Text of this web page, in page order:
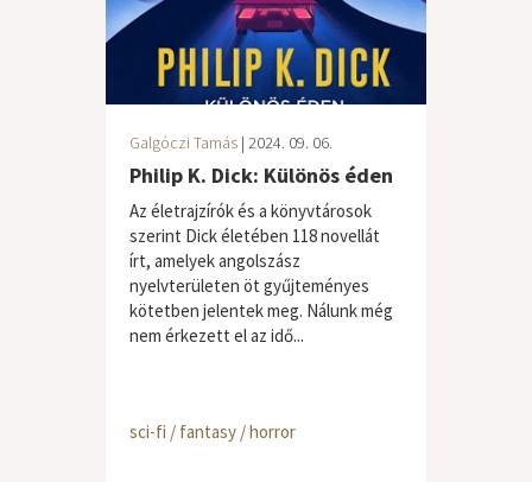
Galgóczi Tamás | 2024. 09. 06.
Philip K. Dick: Különös éden
Az életrajzírók és a könyvtárosok
szerint Dick életében 118 novellát
írt, amelyek angolszász
nyelvterületen öt gyűjteményes
kötetben jelentek meg. Nálunk még
nem érkezett el az idő...
sci-fi / fantasy / horror